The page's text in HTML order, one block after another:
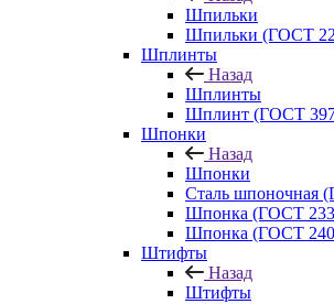
Шпильки
Шпильки (ГОСТ
Шплинты
Назад
Шплинты
Шплинт (ГОСТ
Шпонки
Назад
Шпонки
Сталь шпоночная
Шпонка (ГОСТ
Шпонка (ГОСТ
Штифты
Назад
Штифты